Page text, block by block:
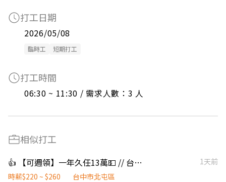
打工日期
2026/05/08
臨時工 短期打工
打工時間
06:30 ~ 11:30 / 需求人數：3 人
相似打工
👍 【可週領】一年久任13萬💵 // 台中半導體大廠🥰
1天前
時薪$220 ~ $260
台中市北屯區